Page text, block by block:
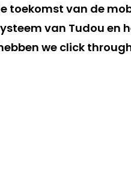
toekomst van de
van Tudou en
we click